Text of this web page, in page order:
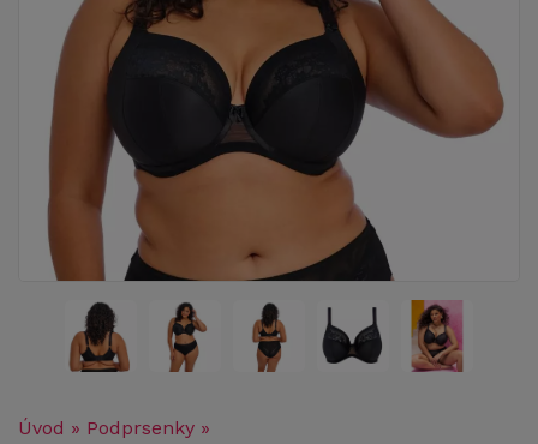
Úvod » Podprsenky »